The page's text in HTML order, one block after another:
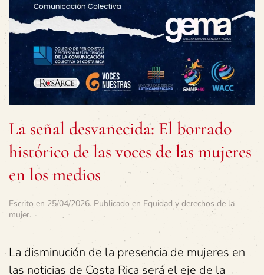
La señal desvanecida: El borrado
histórico de las voces de las mujeres
en los medios
Escrito en 25/04/2026. Publicado en Equidad y derechos de la
mujer.
La disminución de la presencia de mujeres en
las noticias de Costa Rica será el eje de la